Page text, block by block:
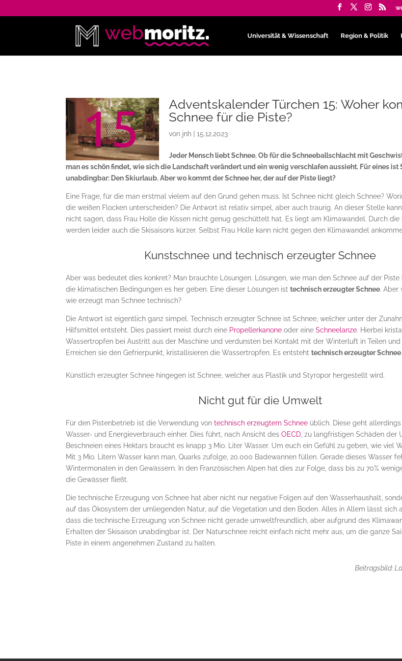
Universität & Wissenschaft Region & Politik
Adventskalender Türchen 15: Woher
Schnee für die Piste?
von jnh |15.12.2023
Jeder Mensch liebt Schnee. Ob für die Schneeballschlacht mit
man es schön findet, wie sich die Landschaft verändert und ein wenig verschlafen aussieht. Für eines ist
unabdingbar: Den Skiurlaub. Aber wo kommt der Schnee her, der auf der Piste liegt?
Eine Frage, für die man erstmal vielem auf den Grund gehen muss. Ist Schnee nicht gleich Schnee?
die weißen Flocken unterscheiden? Die Antwort ist relativ simpel, aber auch traurig. An dieser Stelle
nicht sagen, dass Frau Holle die Kissen nicht genug geschüttelt hat. Es liegt am Klimawandel. Durch die
werden leider auch die Skisaisons kürzer. Selbst Frau Holle kann nicht gegen den Klimawandel
Kunstschnee und technisch erzeugter Schnee
Aber was bedeutet dies konkret? Man brauchte Lösungen. Lösungen, wie man den Schnee auf der Piste
die klimatischen Bedingungen es her geben. Eine dieser Lösungen isttechnisch erzeugter Schnee. Aber
wie erzeugt man Schnee technisch?
Die Antwort ist eigentlich ganz simpel. Technisch erzeugter Schnee ist Schnee, welcher unter der
Hilfsmittel entsteht. Dies passiert meist durch eine Propellerkanone oder eineSchneelanze. Hierbei
Wassertropfen bei Austritt aus der Maschine und verdunsten bei Kontakt mit der Winterluft in Teilen und
Erreichen sie den Gefrierpunkt, kristallisieren die Wassertropfen. Es entstehttechnisch erzeugter Schnee.
Künstlich erzeugter Schnee hingegen ist Schnee, welcher aus Plastik und Styropor hergestellt wird.
Nicht gut für die Umwelt
Für den Pistenbetrieb ist die Verwendung von technisch erzeugtem Schnee üblich. Diese geht
Wasser- und Energieverbrauch einher. Dies führt, nach Ansicht desOECD , zu langfristigen Schäden der
Beschneien eines Hektars braucht es knapp 3 Mio. Liter Wasser. Um euch ein Gefühl zu geben, wie viel
Mit 3 Mio. Litern Wasser kann man, Quarks zufolge, 20.000 Badewannen füllen. Gerade dieses Wasser
Wintermonaten in den Gewässern. In den Französischen Alpen hat dies zur Folge, dass bis zu 70%
die Gewässer fließt.
Die technische Erzeugung von Schnee hat aber nicht nur negative Folgen auf den Wasserhaushalt,
auf das Ökosystem der umliegenden Natur, auf die Vegetation und den Boden. Alles in Allem lässt sich
dass die technische Erzeugung von Schnee nicht gerade umweltfreundlich, aber aufgrund des
Erhalten der Skisaison unabdingbar ist. Der Naturschnee reicht einfach nicht mehr aus, um die ganze
Piste in einem angenehmen Zustand zu halten.
Beitragsbild: